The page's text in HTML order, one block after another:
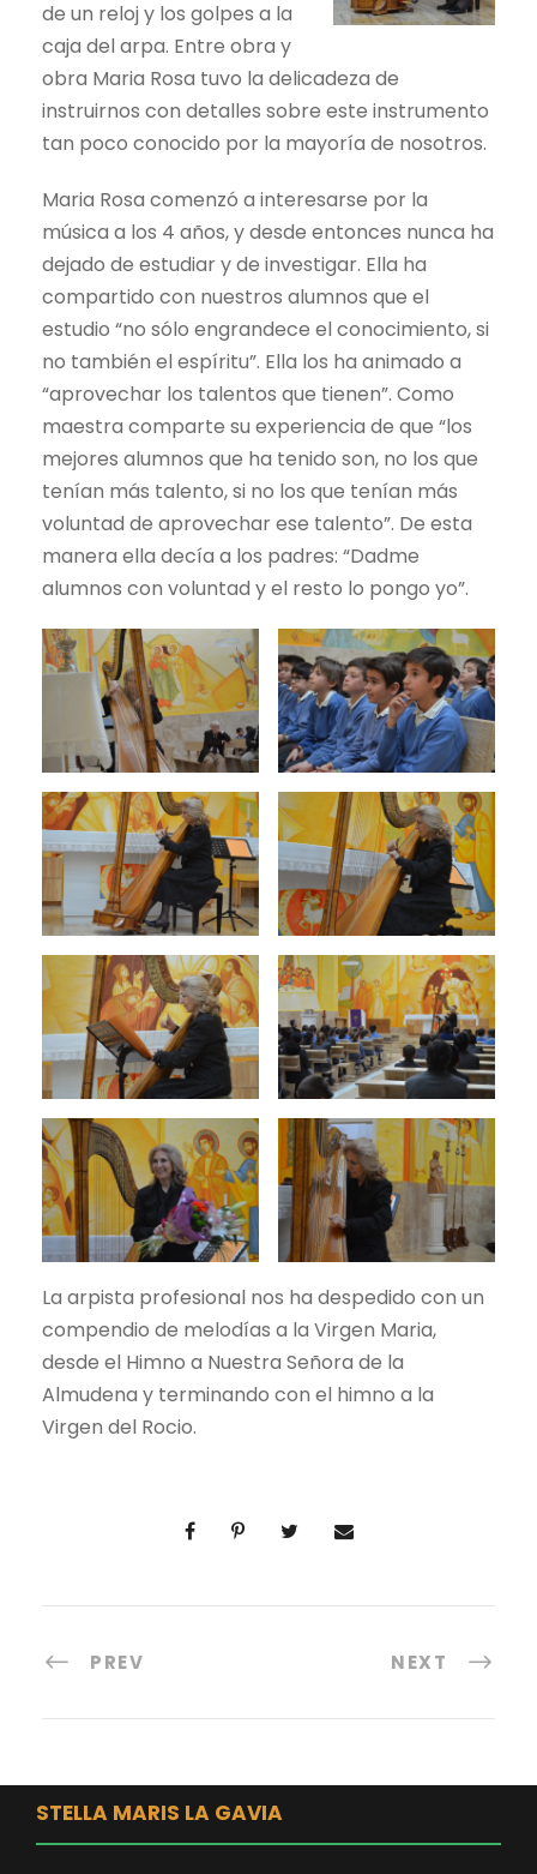
de un reloj y los golpes a la
caja del arpa. Entre obra y
obra Maria Rosa tuvo la delicadeza de
instruirnos con detalles sobre este instrumento
tan poco conocido por la mayoría de nosotros.
Maria Rosa comenzó a interesarse por la
música a los 4 años, y desde entonces nunca ha
dejado de estudiar y de investigar. Ella ha
compartido con nuestros alumnos que el
estudio “no sólo engrandece el conocimiento, si
no también el espíritu”. Ella los ha animado a
“aprovechar los talentos que tienen”. Como
maestra comparte su experiencia de que “los
mejores alumnos que ha tenido son, no los que
tenían más talento, si no los que tenían más
voluntad de aprovechar ese talento”. De esta
manera ella decía a los padres: “Dadme
alumnos con voluntad y el resto lo pongo yo”.
La arpista profesional nos ha despedido con un
compendio de melodías a la Virgen Maria,
desde el Himno a Nuestra Señora de la
Almudena y terminando con el himno a la
Virgen del Rocio.
PREV NEXT
STELLA MARIS LA GAVIA